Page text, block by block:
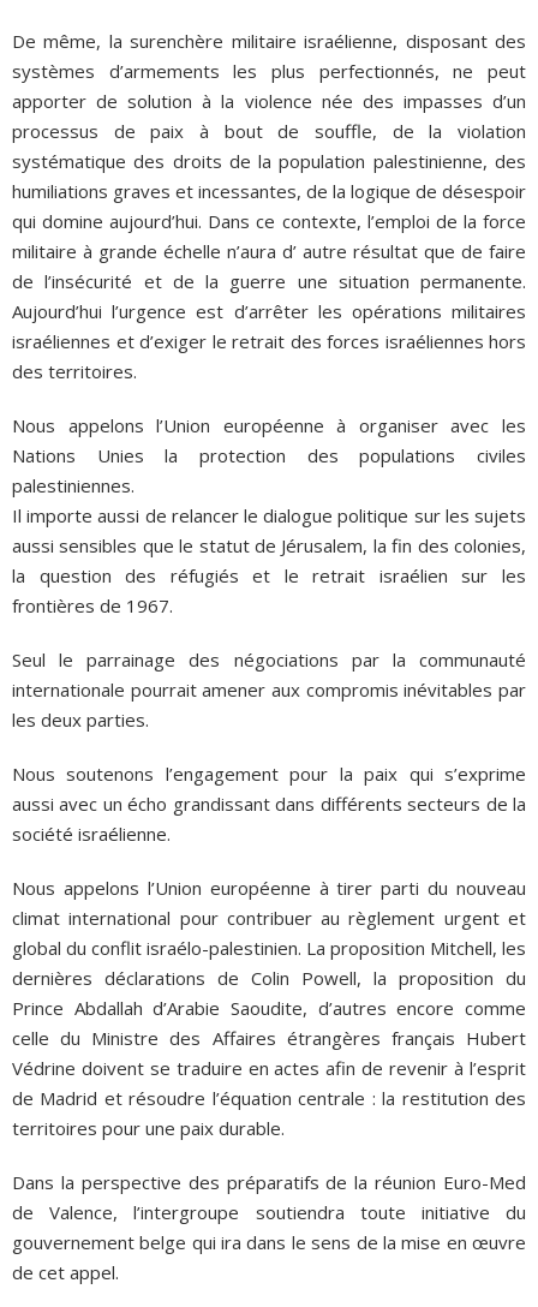
De même, la surenchère militaire israélienne, disposant des
systèmes d’armements les plus perfectionnés, ne peut
apporter de solution à la violence née des impasses d’un
processus de paix à bout de souffle, de la violation
systématique des droits de la population palestinienne, des
humiliations graves et incessantes, de la logique de désespoir
qui domine aujourd’hui. Dans ce contexte, l’emploi de la force
militaire à grande échelle n’aura d’ autre résultat que de faire
de l’insécurité et de la guerre une situation permanente.
Aujourd’hui l’urgence est d’arrêter les opérations militaires
israéliennes et d’exiger le retrait des forces israéliennes hors
des territoires.
Nous appelons l’Union européenne à organiser avec les
Nations Unies la protection des populations civiles
palestiniennes.
Il importe aussi de relancer le dialogue politique sur les sujets
aussi sensibles que le statut de Jérusalem, la fin des colonies,
la question des réfugiés et le retrait israélien sur les
frontières de 1967.
Seul le parrainage des négociations par la communauté
internationale pourrait amener aux compromis inévitables par
les deux parties.
Nous soutenons l’engagement pour la paix qui s’exprime
aussi avec un écho grandissant dans différents secteurs de la
société israélienne.
Nous appelons l’Union européenne à tirer parti du nouveau
climat international pour contribuer au règlement urgent et
global du conflit israélo-palestinien. La proposition Mitchell, les
dernières déclarations de Colin Powell, la proposition du
Prince Abdallah d’Arabie Saoudite, d’autres encore comme
celle du Ministre des Affaires étrangères français Hubert
Védrine doivent se traduire en actes afin de revenir à l’esprit
de Madrid et résoudre l’équation centrale : la restitution des
territoires pour une paix durable.
Dans la perspective des préparatifs de la réunion Euro-Med
de Valence, l’intergroupe soutiendra toute initiative du
gouvernement belge qui ira dans le sens de la mise en œuvre
de cet appel.